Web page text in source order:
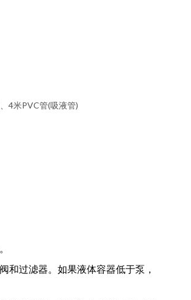
4米PVC管(吸液管)
和过滤器。如果液体容器低于泵，